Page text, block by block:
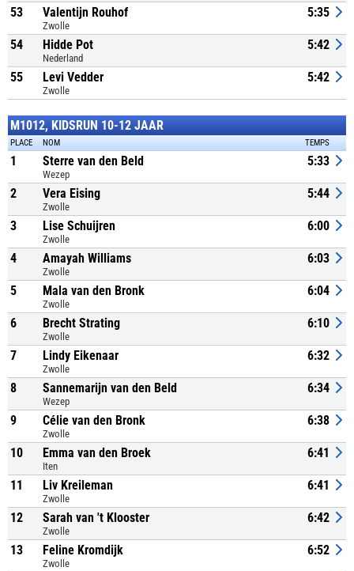
53 Valentijn Rouhof
Zwolle
5:35
54 Hidde Pot
Nederland
5:42
55 Levi Vedder
Zwolle
5:42
M1012, KIDSRUN 10-12 JAAR
PLACE NOM TEMPS
1 Sterre van den Beld
Wezep
5:33
2 Vera Eising
Zwolle
5:44
3 Lise Schuijren
Zwolle
6:00
4 Amayah Williams
Zwolle
6:03
5 Mala van den Bronk
Zwolle
6:04
6 Brecht Strating
Zwolle
6:10
7 Lindy Eikenaar
Zwolle
6:32
8 Sannemarijn van den Beld
Wezep
6:34
9 Célie van den Bronk
Zwolle
6:38
10 Emma van den Broek
Iten
6:41
11 Liv Kreileman
Zwolle
6:41
12 Sarah van 't Klooster
Zwolle
6:42
13 Feline Kromdijk
Zwolle
6:52